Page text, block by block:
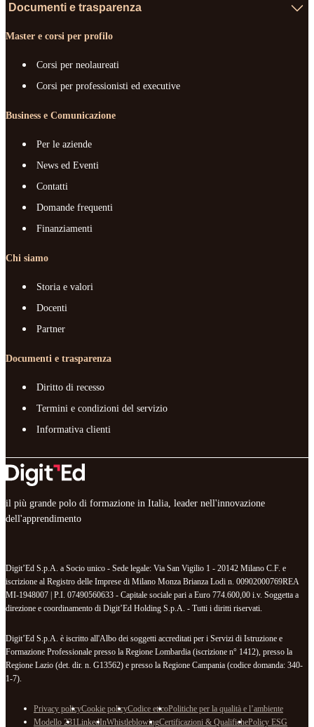
Documenti e trasparenza
Master e corsi per profilo
Corsi per neolaureati
Corsi per professionisti ed executive
Business e Comunicazione
Per le aziende
News ed Eventi
Contatti
Domande frequenti
Finanziamenti
Chi siamo
Storia e valori
Docenti
Partner
Documenti e trasparenza
Diritto di recesso
Termini e condizioni del servizio
Informativa clienti
il più grande polo di formazione in Italia, leader nell'innovazione
dell'apprendimento
Digit’Ed S.p.A. a Socio unico - Sede legale: Via San Vigilio 1 - 20142 Milano C.F. e
iscrizione al Registro delle Imprese di Milano Monza Brianza Lodi n. 00902000769REA
MI-1948007 | P.I. 07490560633 - Capitale sociale pari a Euro 774.600,00 i.v. Soggetta a
direzione e coordinamento di Digit’Ed Holding S.p.A. - Tutti i diritti riservati.
Digit’Ed S.p.A. è iscritto all'Albo dei soggetti accreditati per i Servizi di Istruzione e
Formazione Professionale presso la Regione Lombardia (iscrizione n° 1412), presso la
Regione Lazio (det. dir. n. G13562) e presso la Regione Campania (codice domanda: 340-
1-7).
Privacy policyCookie policyCodice eticoPolitiche per la qualità e l’ambiente
Modello 231LinkedInWhistleblowingCertificazioni & QualifichePolicy ESG